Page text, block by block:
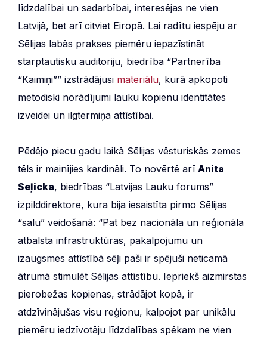
līdzdalībai un sadarbībai, interesējas ne vien
Latvijā, bet arī citviet Eiropā. Lai radītu iespēju ar
Sēlijas labās prakses piemēru iepazīstināt
starptautisku auditoriju, biedrība “Partnerība
“Kaimiņi”” izstrādājusi materiālu, kurā apkopoti
metodiski norādījumi lauku kopienu identitātes
izveidei un ilgtermiņa attīstībai.
Pēdējo piecu gadu laikā Sēlijas vēsturiskās zemes
tēls ir mainījies kardināli. To novērtē arī Anita
Seļicka, biedrības “Latvijas Lauku forums”
izpilddirektore, kura bija iesaistīta pirmo Sēlijas
“salu” veidošanā: “Pat bez nacionāla un reģionāla
atbalsta infrastruktūras, pakalpojumu un
izaugsmes attīstībā sēļi paši ir spējuši neticamā
ātrumā stimulēt Sēlijas attīstību. Iepriekš aizmirstas
pierobežas kopienas, strādājot kopā, ir
atdzīvinājušas visu reģionu, kalpojot par unikālu
piemēru iedzīvotāju līdzdalības spēkam ne vien